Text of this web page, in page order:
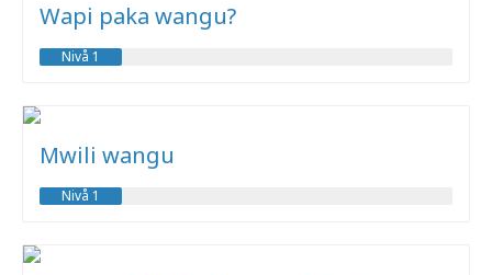
Wapi paka wangu?
Nivå 1
Mwili wangu
Nivå 1